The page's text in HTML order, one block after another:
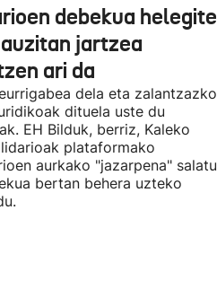
debekua helegite
jartzea
ari da
dela eta zalantzazko
dituela uste du
EH Bilduk, berriz, Kaleko
plataformako
aurkako "jazarpena" salatu
bertan behera uzteko